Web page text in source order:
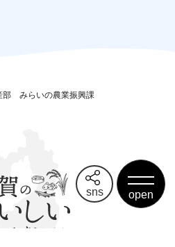
sns
部 みらいの農業振興課